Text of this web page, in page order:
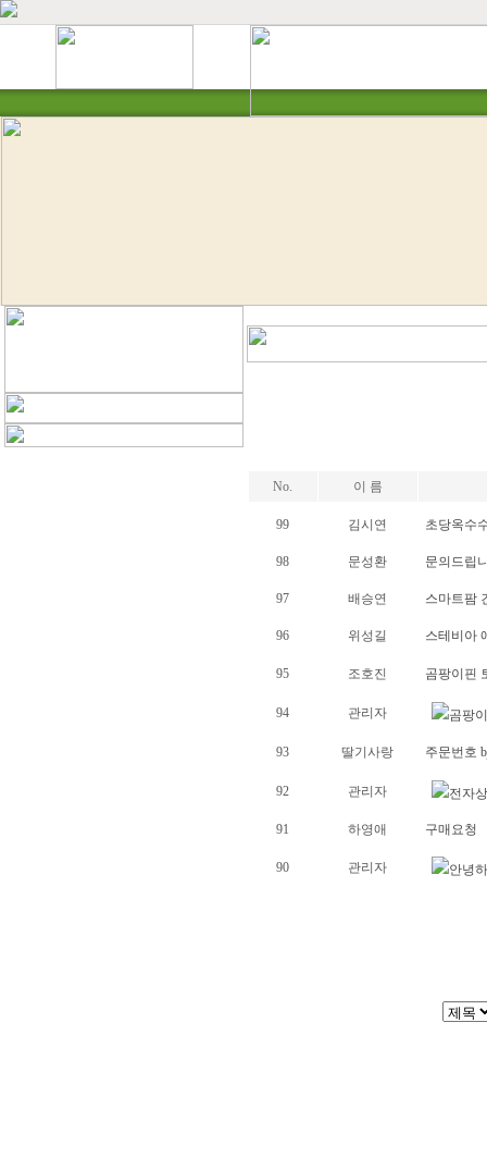
No. 이 름
99 김시연 초당옥수
98 문성환 문의드립
97 배승연 스마트팜
96 위성길 스테비아
95 조호진 곰팡이핀
94 관리자 곰팡이
93 딸기사랑 주문번호
92 관리자 전자
91 하영애 구매요청
90 관리자 안녕